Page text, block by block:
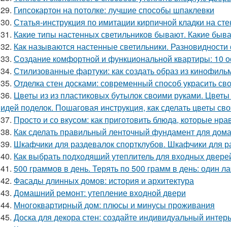
29. Гипсокартон на потолке: лучшие способы шпаклевки
30. Статья-инструкция по имитации кирпичной кладки на
31. Какие типы настенных светильников бывают. Какие
32. Как называются настенные светильники. Разновидности
33. Создание комфортной и функциональной квартиры: 10
34. Стилизованные фартуки: как создать образ из
35. Отделка стен досками: современный способ украсить
36. Цветы из из пластиковых бутылок своими руками.
идей поделок. Пошаговая инструкция, как сделать цветы
37. Просто и со вкусом: как приготовить блюда, которые
38. Как сделать правильный ленточный фундамент для
39. Шкафчики для раздевалок спортклубов. Шкафчики для
40. Как выбрать подходящий утеплитель для входных
41. 500 граммов в день. Терять по 500 грамм в день: один
42. Фасады длинных домов: история и архитектура
43. Домашний ремонт: утепление входной двери
44. Многоквартирный дом: плюсы и минусы проживания
45. Доска для декора стен: создайте индивидуальный